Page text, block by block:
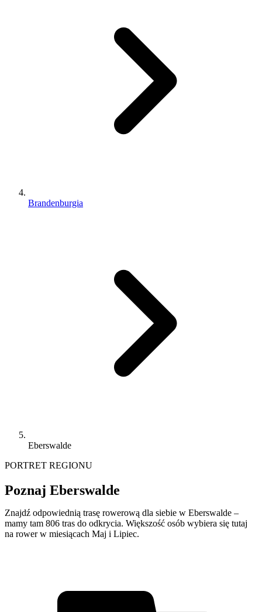
Brandenburgia
Eberswalde
PORTRET REGIONU
Poznaj Eberswalde
Znajdź odpowiednią trasę rowerową dla siebie w Eberswalde –
mamy tam 806 tras do odkrycia. Większość osób wybiera się tutaj
na rower w miesiącach Maj i Lipiec.